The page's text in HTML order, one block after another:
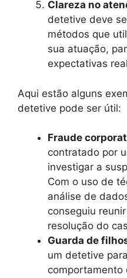
Clareza no
detetive deve
métodos que
sua atuação,
expectativas
Aqui estão alguns
detetive pode ser útil:
Fraude
contratado por
investigar a
Com o uso de
análise de
conseguiu
resolução do
Guarda de
um detetive
comportamento